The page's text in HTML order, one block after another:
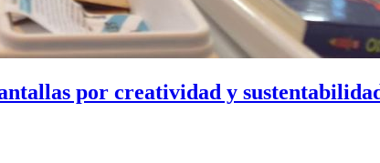
por creatividad y